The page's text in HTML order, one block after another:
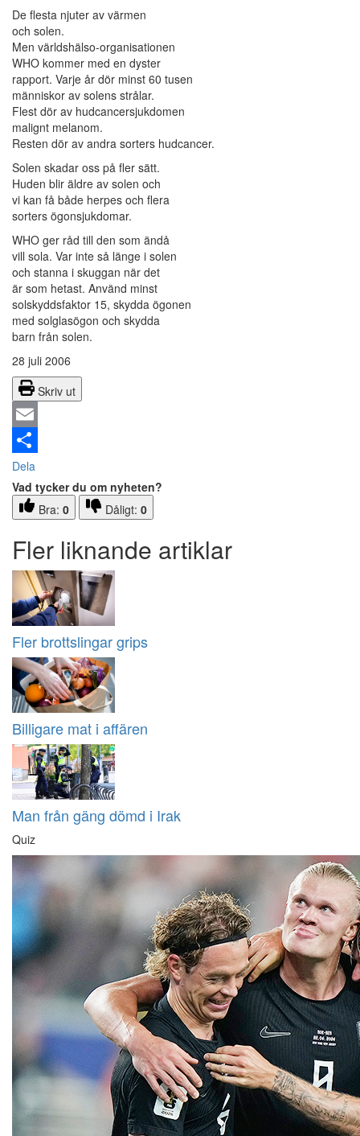
De flesta njuter av värmen
och solen.
Men världshälso-organisationen
WHO kommer med en dyster
rapport. Varje år dör minst 60 tusen
människor av solens strålar.
Flest dör av hudcancersjukdomen
malignt melanom.
Resten dör av andra sorters hudcancer.
Solen skadar oss på fler sätt.
Huden blir äldre av solen och
vi kan få både herpes och flera
sorters ögonsjukdomar.
WHO ger råd till den som ändå
vill sola. Var inte så länge i solen
och stanna i skuggan när det
är som hetast. Använd minst
solskyddsfaktor 15, skydda ögonen
med solglasögon och skydda
barn från solen.
28 juli 2006
Skriv ut
Email
Dela
Vad tycker du om nyheten?
Bra: 0 Dåligt: 0
Fler liknande artiklar
Fler brottslingar grips
Billigare mat i affären
Man från gäng dömd i Irak
Quiz